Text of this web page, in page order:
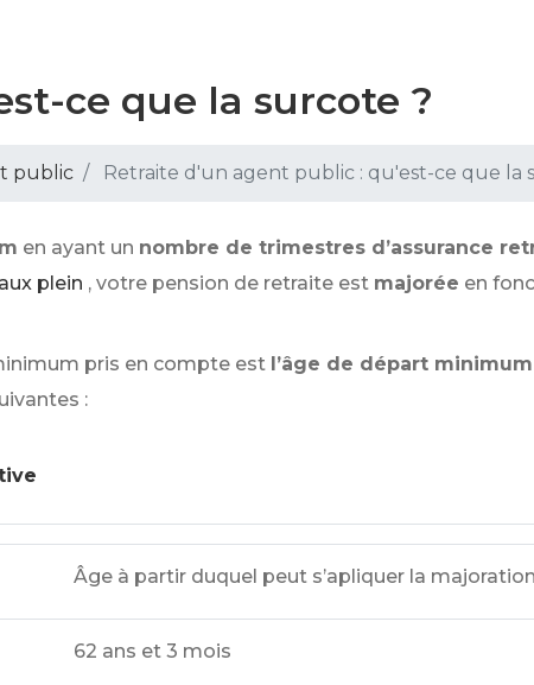
ce que la surcote ?
public Retraite d'un agent public : qu'est-ce que la
en ayant un nombre de trimestres d’assurance
plein , votre pension de retraite est majorée en
pris en compte est l’âge de départ
:
Âge à partir duquel peut s’apliquer la majoration
62 ans et 3 mois